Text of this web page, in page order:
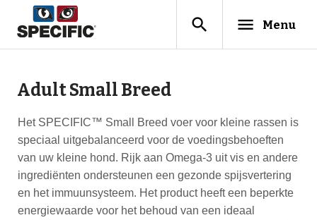
search menu Menu
Adult Small Breed
Het SPECIFIC™ Small Breed voer voor kleine rassen is
speciaal uitgebalanceerd voor de voedingsbehoeften
van uw kleine hond. Rijk aan Omega-3 uit vis en andere
ingrediënten ondersteunen een gezonde spijsvertering
en het immuunsysteem. Het product heeft een beperkte
energiewaarde voor het behoud van een ideaal